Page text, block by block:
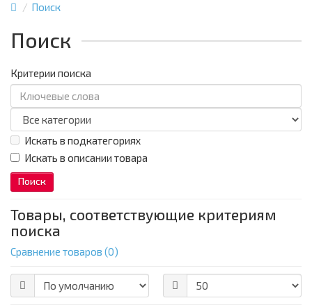
Поиск
Поиск
Критерии поиска
Искать в подкатегориях
Искать в описании товара
Товары, соответствующие критериям
поиска
Сравнение товаров (0)